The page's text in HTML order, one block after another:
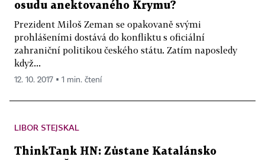
osudu anektovaného Krymu?
Prezident Miloš Zeman se opakovaně svými
prohlášeními dostává do konfliktu s oficiální
zahraniční politikou českého státu. Zatím naposledy
když...
12. 10. 2017 ▪ 1 min. čtení
LIBOR STEJSKAL
ThinkTank HN: Zůstane Katalánsko